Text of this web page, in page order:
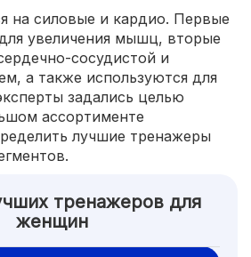
на силовые и кардио. Первые
увеличения мышц, вторые
сосудистой и
а также используются для
задались целью
ассортименте
лучшие тренажеры
тренажеров для
женщин